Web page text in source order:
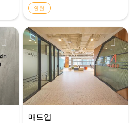
인턴
매드업